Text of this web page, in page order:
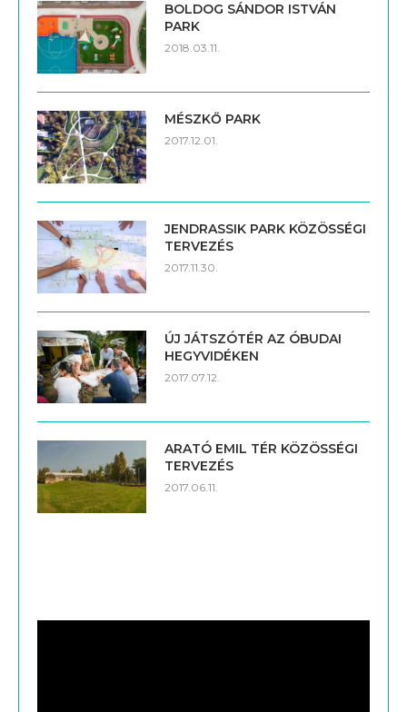
BOLDOG SÁNDOR ISTVÁN
PARK
2018.03.11.
MÉSZKŐ PARK
2017.12.01.
JENDRASSIK PARK KÖZÖSSÉGI
TERVEZÉS
2017.11.30.
ÚJ JÁTSZÓTÉR AZ ÓBUDAI
HEGYVIDÉKEN
2017.07.12.
ARATÓ EMIL TÉR KÖZÖSSÉGI
TERVEZÉS
2017.06.11.